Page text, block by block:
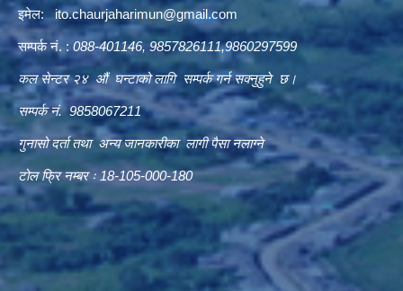
इमेल:ito.chaurjaharimun@gmail.com
सम्पर्क नं. : 088-401146, 9857826111,9860297599
कल सेन्टर २४ औं घन्टाको लागि सम्पर्क गर्न सक्नुहुने छ।
सम्पर्क नं. 9858067211
गुनासो दर्ता तथा अन्य जानकारीका लागी पैसा नलाग्ने
टोल फ्रि नम्बर ः 18-105-000-180